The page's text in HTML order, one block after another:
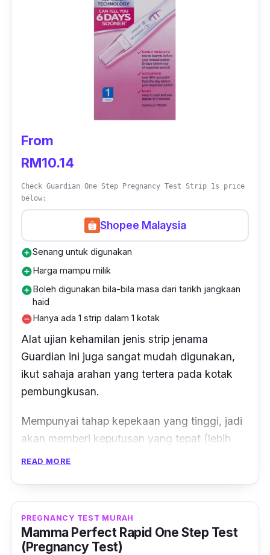
permukaan yang rata selepas itu sementara
tunggu keputusan keluar.
From
RM10.14
Check Guardian One Step Pregnancy Test Strip 1s price
below:
Shopee Malaysia
add_circleSenang untuk digunakan
add_circleHarga mampu milik
add_circleBoleh digunakan bila-bila masa dari tarikh jangkaan
haid
remove_circleHanya ada 1 strip dalam 1 kotak
Alat ujian kehamilan jenis strip jenama
Guardian ini juga sangat mudah digunakan,
ikut sahaja arahan yang tertera pada kotak
pembungkusan.
Mempunyai tahap kepekaan yang tinggi, jadi
akan memberi keputusan yang tepat (lebih
99%) kepada anda dan pasangan.
Keputusan ujian kehamilan ini juga sangat
cepat kerana boleh diketahui dalam masa 3-5
minit.
READ MORE
PREGNANCY TEST MURAH
Mamma Perfect Rapid One Step Test
(Pregnancy Test)